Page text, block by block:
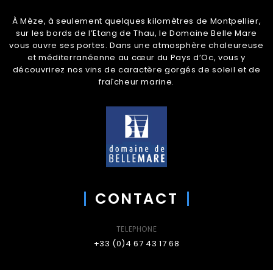
À Mèze, à seulement quelques kilomètres de Montpellier,
sur les bords de l’Etang de Thau, le Domaine Belle Mare
vous ouvre ses portes. Dans une atmosphère chaleureuse
et méditerranéenne au cœur du Pays d’Oc, vous y
découvrirez nos vins de caractère gorgés de soleil et de
fraîcheur marine.
CONTACT
TELEPHONE
+33 (0)4 67 43 17 68